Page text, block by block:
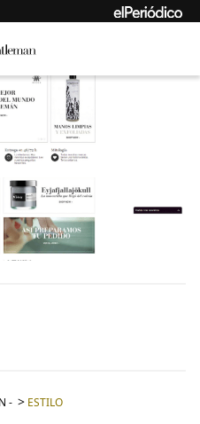
- ESTILO